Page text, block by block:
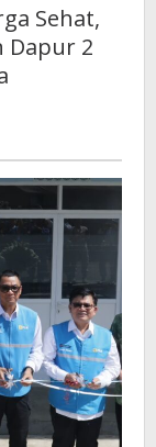
Sehat,
Dapur 2